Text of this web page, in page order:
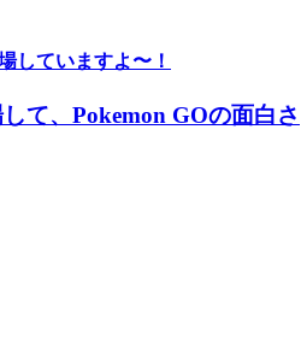
していますよ〜！
て、Pokemon GOの面白さ